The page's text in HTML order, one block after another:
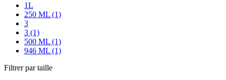
1L
250 ML (1)
3
3 (1)
500 ML (1)
946 ML (1)
Filtrer par taille